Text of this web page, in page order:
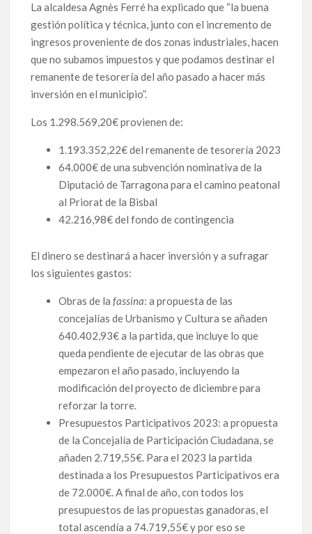
La alcaldesa Agnès Ferré ha explicado que “la buena
gestión política y técnica, junto con el incremento de
ingresos proveniente de dos zonas industriales, hacen
que no subamos impuestos y que podamos destinar el
remanente de tesorería del año pasado a hacer más
inversión en el municipio”.
Los 1.298.569,20€ provienen de:
1.193.352,22€ del remanente de tesorería 2023
64.000€ de una subvención nominativa de la
Diputació de Tarragona para el camino peatonal
al Priorat de la Bisbal
42.216,98€ del fondo de contingencia
El dinero se destinará a hacer inversión y a sufragar
los siguientes gastos:
Obras de lafassina: a propuesta de las
concejalías de Urbanismo y Cultura se añaden
640.402,93€ a la partida, que incluye lo que
queda pendiente de ejecutar de las obras que
empezaron el año pasado, incluyendo la
modificación del proyecto de diciembre para
reforzar la torre.
Presupuestos Participativos 2023: a propuesta
de la Concejalía de Participación Ciudadana, se
añaden 2.719,55€. Para el 2023 la partida
destinada a los Presupuestos Participativos era
de 72.000€. A final de año, con todos los
presupuestos de las propuestas ganadoras, el
total ascendía a 74.719,55€ y por eso se